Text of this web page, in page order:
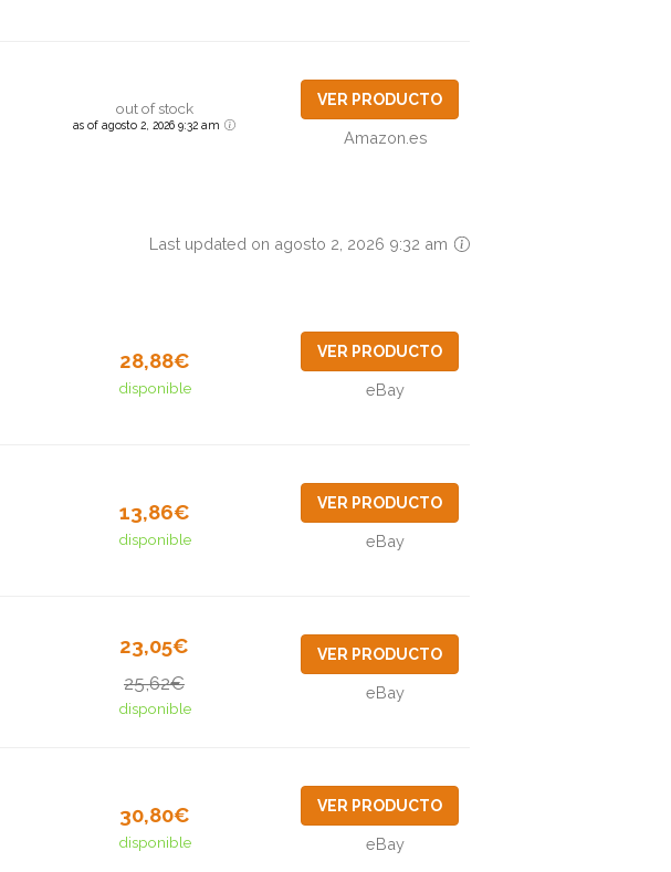
out of stock
as of agosto 2, 2026 9:32 am
VER PRODUCTO
Amazon.es
Last updated on agosto 2, 2026 9:32 am
28,88€
disponible
VER PRODUCTO
eBay
13,86€
disponible
VER PRODUCTO
eBay
23,05€
25,62€
disponible
VER PRODUCTO
eBay
30,80€
disponible
VER PRODUCTO
eBay